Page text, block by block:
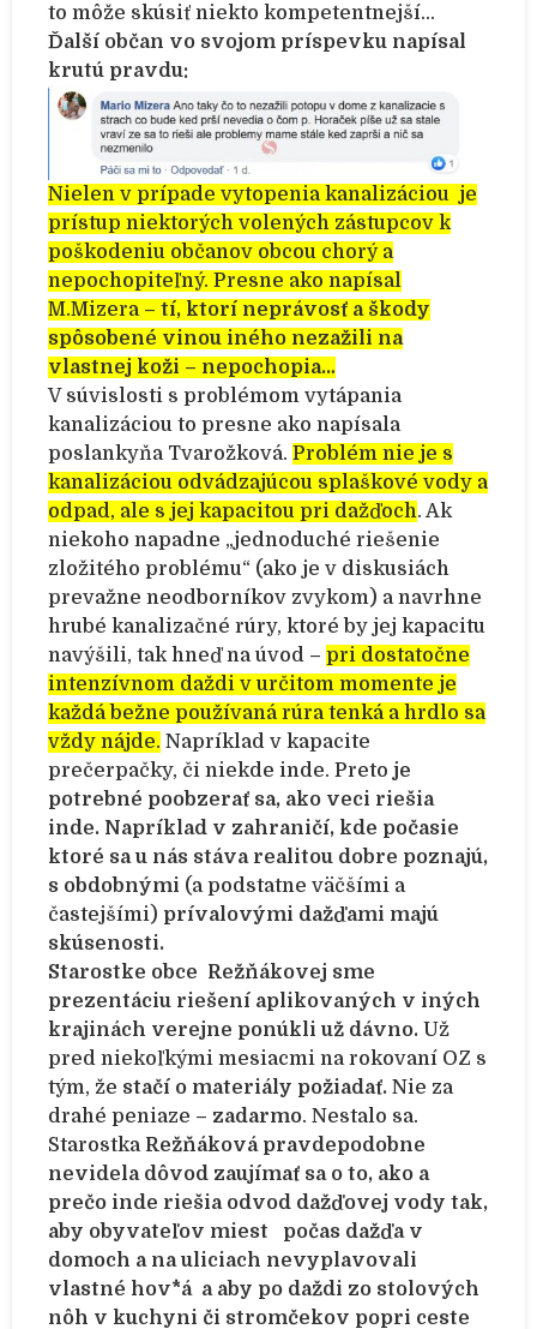
to môže skúsiť niekto kompetentnejší…
Ďalší občan vo svojom príspevku napísal
krutú pravdu:
Nielen v prípade vytopenia kanalizáciou je
prístup niektorých volených zástupcov k
poškodeniu občanov obcou chorý a
nepochopiteľný. Presne ako napísal
M.Mizera – tí, ktorí neprávosť a škody
spôsobené vinou iného nezažili na
vlastnej koži – nepochopia…
V súvislosti s problémom vytápania
kanalizáciou to presne ako napísala
poslankyňa Tvarožková. Problém nie je s
kanalizáciou odvádzajúcou splaškové vody a
odpad, ale s jej kapacitou pri dažďoch. Ak
niekoho napadne „jednoduché riešenie
zložitého problému“ (ako je v diskusiách
prevažne neodborníkov zvykom) a navrhne
hrubé kanalizačné rúry, ktoré by jej kapacitu
navýšili, tak hneď na úvod – pri dostatočne
intenzívnom daždi v určitom momente je
každá bežne používaná rúra tenká a hrdlo sa
vždy nájde. Napríklad v kapacite
prečerpačky, či niekde inde. Preto je
potrebné poobzerať sa, ako veci riešia
inde. Napríklad v zahraničí, kde počasie
ktoré sa u nás stáva realitou dobre poznajú,
s obdobnými (a podstatne väčšími a
častejšími) prívalovými dažďami majú
skúsenosti.
Starostke obce Režňákovej sme
prezentáciu riešení aplikovaných v iných
krajinách verejne ponúkli už dávno. Už
pred niekoľkými mesiacmi na rokovaní OZ s
tým, že stačí o materiály požiadať. Nie za
drahé peniaze – zadarmo. Nestalo sa.
Starostka Režňáková pravdepodobne
nevidela dôvod zaujímať sa o to, ako a
prečo inde riešia odvod dažďovej vody tak,
aby obyvateľov miest počas dažďa v
domoch a na uliciach nevyplavovali
vlastné hov*á a aby po daždi zo stolových
nôh v kuchyni či stromčekov popri ceste